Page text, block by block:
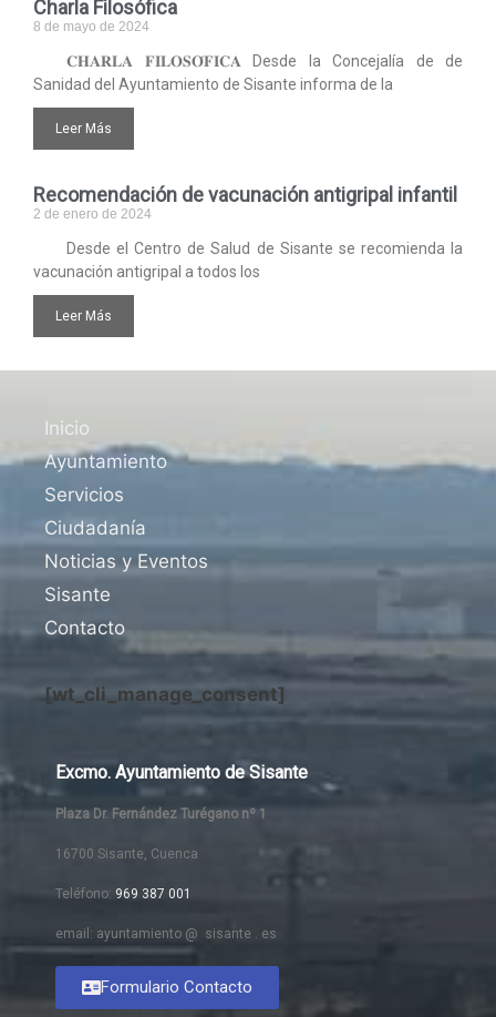
Charla Filosófica
8 de mayo de 2024
𝐂𝐇𝐀𝐑𝐋𝐀 𝐅𝐈𝐋𝐎𝐒𝐎́𝐅𝐈𝐂𝐀 Desde la Concejalía de de
Sanidad del Ayuntamiento de Sisante informa de la
Leer Más
Recomendación de vacunación antigripal infantil
2 de enero de 2024
Desde el Centro de Salud de Sisante se recomienda la
vacunación antigripal a todos los
Leer Más
Inicio
Ayuntamiento
Servicios
Ciudadanía
Noticias y Eventos
Sisante
Contacto
[wt_cli_manage_consent]
Excmo. Ayuntamiento de Sisante
Plaza Dr. Fernández Turégano nº 1
16700 Sisante, Cuenca
Teléfono: 969 387 001
email: ayuntamiento @ sisante . es
Formulario Contacto